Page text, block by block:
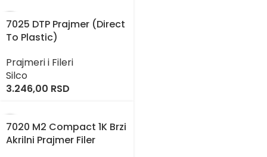
7025 DTP Prajmer (Direct
To Plastic)
Prajmeri i Fileri
Silco
3.246,00 RSD
7020 M2 Compact 1K Brzi
Akrilni Prajmer Filer